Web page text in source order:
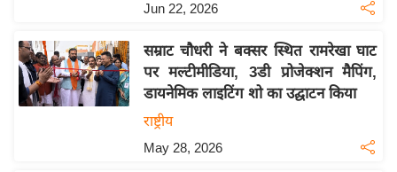
इ
म
ई
Jun 22, 2026
सम्राट चौधरी ने बक्सर स्थित रामरेखा घाट
पर मल्टीमीडिया, 3डी प्रोजेक्शन मैपिंग,
डायनेमिक लाइटिंग शो का उद्घाटन किया
राष्ट्रीय
May 28, 2026